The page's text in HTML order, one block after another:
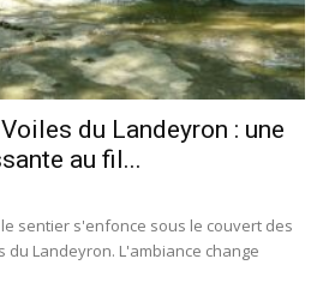
du Landeyron : une
au fil...
sentier s'enfonce sous le couvert des
du Landeyron. L'ambiance change